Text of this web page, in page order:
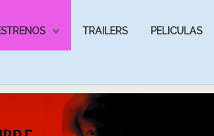
TRAILERS PELICULAS